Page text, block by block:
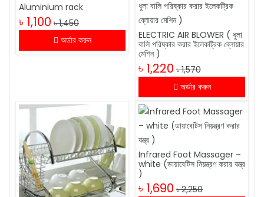
Aluminium rack
৳ 1,100 ৳ 1,450
অর্ডার করুন
ELECTRIC AIR BLOWER ( ধুলা
বালি পরিষ্কার করার ইলেকট্রিক ব্লোয়ার
মেশিন )
৳ 1,220 ৳ 1,570
অর্ডার করুন
Infrared Foot Massager –
white (ডায়াবেটিস নিয়ন্ত্রণ করার যন্ত্র
)
৳ 1,690 ৳ 2,250